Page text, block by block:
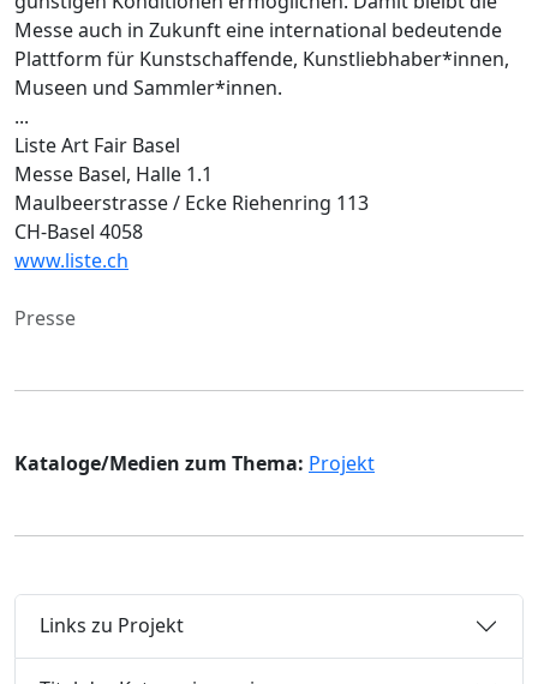
Messe auch in Zukunft eine international bedeutende
Plattform für Kunstschaffende, Kunstliebhaber*innen,
Museen und Sammler*innen.
...
Liste Art Fair Basel
Messe Basel, Halle 1.1
Maulbeerstrasse / Ecke Riehenring 113
CH-Basel 4058
www.liste.ch
Presse
Kataloge/Medien zum Thema: Projekt
Links zu Projekt